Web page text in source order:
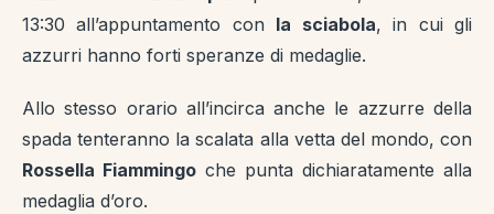
13:30 all’appuntamento con la sciabola, in cui gli
azzurri hanno forti speranze di medaglie.
Allo stesso orario all’incirca anche le azzurre della
spada tenteranno la scalata alla vetta del mondo, con
Rossella Fiammingo che punta dichiaratamente alla
medaglia d’oro.